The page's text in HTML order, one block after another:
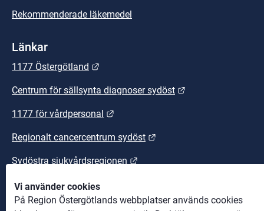
Vi använder cookies
På Region Östergötlands webbplatser används cookies
Rekommenderade läkemedel
Länkar
1177 Östergötland
Centrum för sällsynta diagnoser sydöst
1177 för vårdpersonal
Regionalt cancercentrum sydöst
Sydöstra sjukvårdsregionen